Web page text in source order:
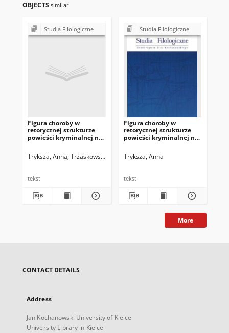
OBJECTS similar
Studia Filologiczne
Figura choroby w
retorycznej strukturze
powieści kryminalnej na
flamandzkiej” Arturo
Henninga Mankella.
Tryksza, Anna Trzaskowski, Zbigniew. Red.
tekst
Studia Filologiczne
Figura choroby w
retorycznej strukturze
powieści kryminalnej na
flamandzkiej” Arturo
Henninga Mankella
Tryksza, Anna
tekst
More
CONTACT DETAILS
Address
Jan Kochanowski University of Kielce
University Library in Kielce